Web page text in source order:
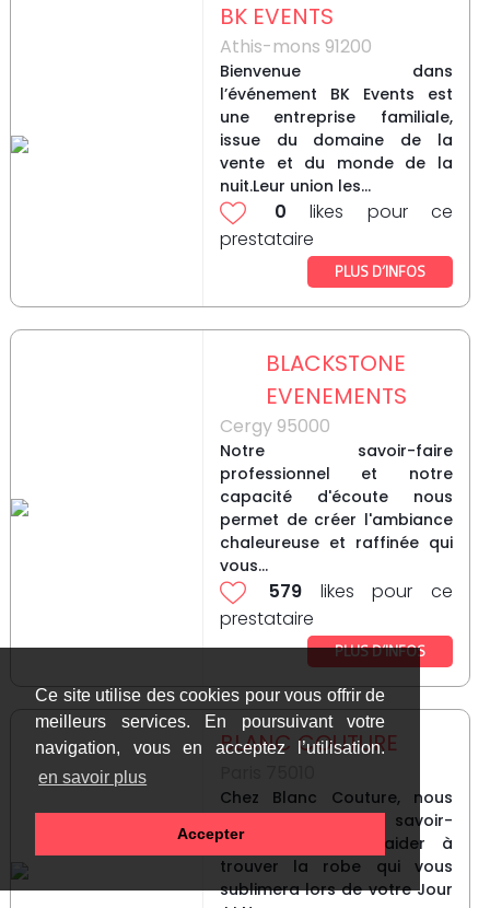
Ce site utilise des cookies pour vous offrir de
meilleurs services. En poursuivant votre
navigation, vous en acceptez l’utilisation.
en savoir plus
Accepter
BK EVENTS
Athis-mons 91200
Bienvenue dans
l’événement BK Events est
une entreprise familiale,
issue du domaine de la
vente et du monde de la
nuit.Leur union les...
0 likes pour ce
prestataire
PLUS D’INFOS
BLACKSTONE
EVENEMENTS
Cergy 95000
Notre savoir-faire
professionnel et notre
capacité d'écoute nous
permet de créer l'ambiance
chaleureuse et raffinée qui
vous...
579 likes pour ce
prestataire
PLUS D’INFOS
BLANC COUTURE
Chez Blanc Couture, nous
mettons tout notre savoir-
faire pour vous aider à
trouver la robe qui vous
sublimera lors de votre Jour